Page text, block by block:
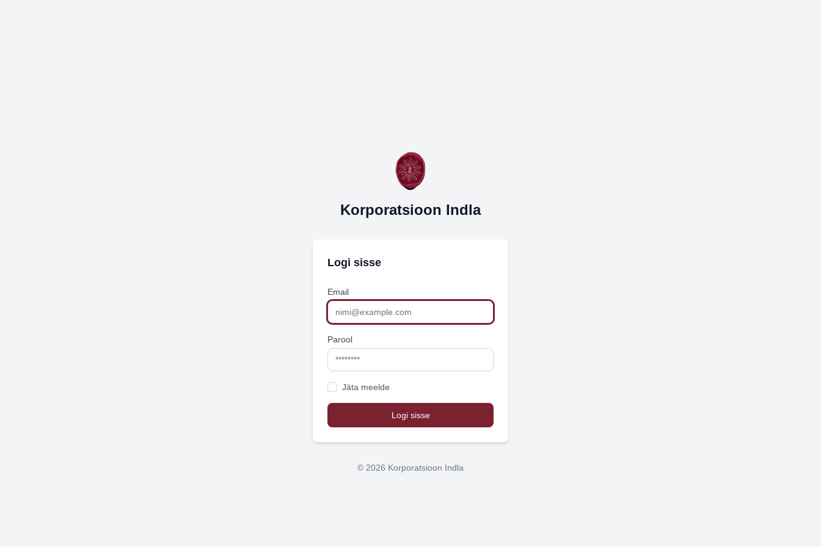
Korporatsioon Indla
Logi sisse
Email
Parool
Jäta meelde
Logi sisse
© 2026 Korporatsioon Indla